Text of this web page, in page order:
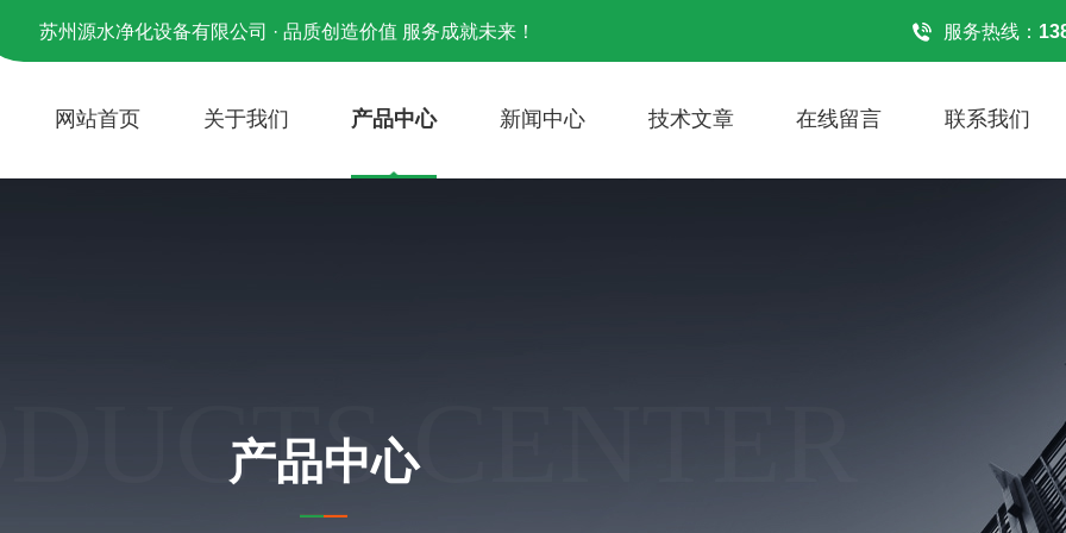
苏州源水净化设备有限公司 · 品质创造价值 服务成就未来！ 服务热线：
网站首页 关于我们 产品中心 新闻中心 技术文章 在线留言 联系我们
CENTER
产品中心